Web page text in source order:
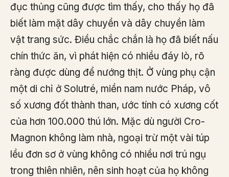
đục thủng cũng được tìm thấy, cho thấy họ đã
biết làm mặt dây chuyền và dây chuyền làm
vật trang sức. Điều chắc chắn là họ đã biết nấu
chín thức ăn, vì phát hiện có nhiều đáy lò, rõ
ràng được dùng để nướng thịt. Ở vùng phụ cận
một di chỉ ở Solutré, miền nam nước Pháp, vô
số xương đốt thành than, ước tính có xương cốt
của hơn 100.000 thú lớn. Mặc dù người Cro-
Magnon không làm nhà, ngoại trừ một vài túp
lều đơn sơ ở vùng không có nhiều nơi trú ngụ
trong thiên nhiên, nên sinh hoạt của họ không